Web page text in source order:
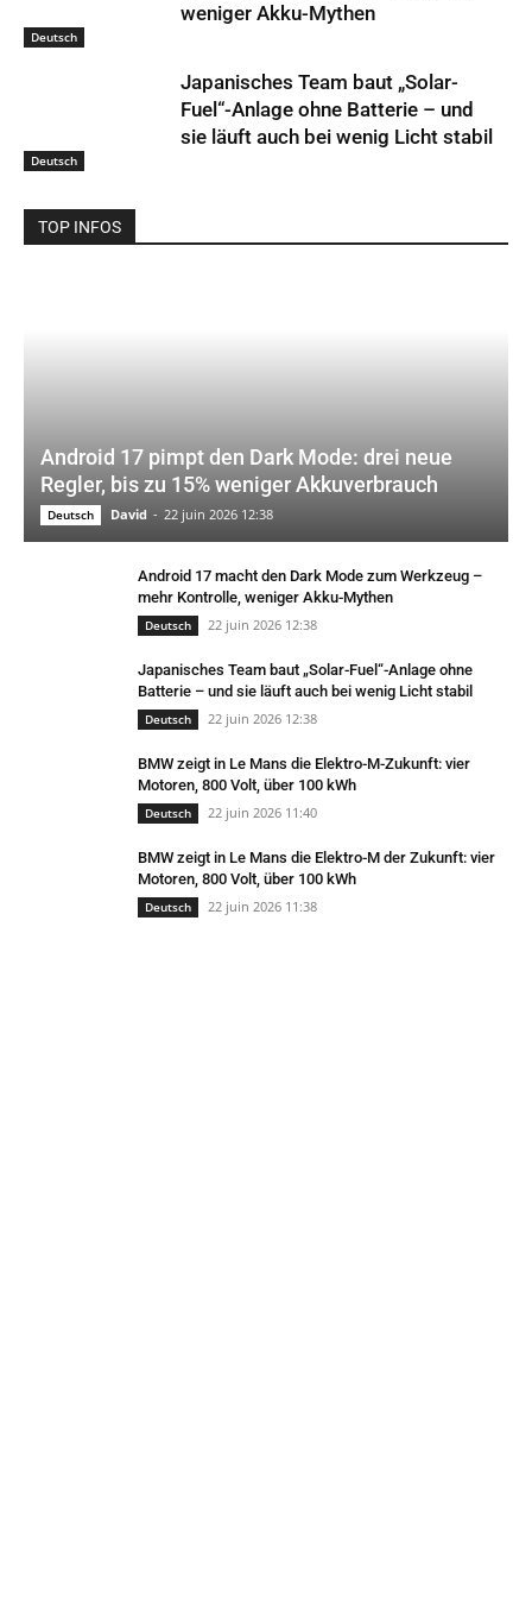
Deutsch
weniger Akku-Mythen
Deutsch
Japanisches Team baut „Solar-
Fuel“-Anlage ohne Batterie – und
sie läuft auch bei wenig Licht stabil
TOP INFOS
Android 17 pimpt den Dark Mode: drei neue
Regler, bis zu 15% weniger Akkuverbrauch
Deutsch David - 22 juin 2026 12:38
Android 17 macht den Dark Mode zum Werkzeug –
mehr Kontrolle, weniger Akku-Mythen
Deutsch 22 juin 2026 12:38
Japanisches Team baut „Solar-Fuel“-Anlage ohne
Batterie – und sie läuft auch bei wenig Licht stabil
Deutsch 22 juin 2026 12:38
BMW zeigt in Le Mans die Elektro-M-Zukunft: vier
Motoren, 800 Volt, über 100 kWh
Deutsch 22 juin 2026 11:40
BMW zeigt in Le Mans die Elektro-M der Zukunft: vier
Motoren, 800 Volt, über 100 kWh
Deutsch 22 juin 2026 11:38